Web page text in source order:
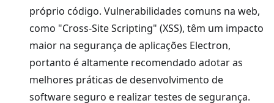
próprio código. Vulnerabilidades comuns na web,
como "Cross-Site Scripting" (XSS), têm um impacto
maior na segurança de aplicações Electron,
portanto é altamente recomendado adotar as
melhores práticas de desenvolvimento de
software seguro e realizar testes de segurança.